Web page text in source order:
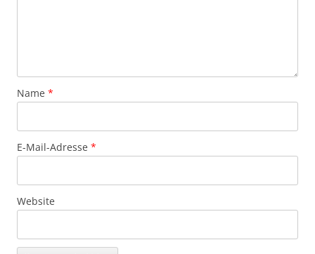
Name *
E-Mail-Adresse *
Website